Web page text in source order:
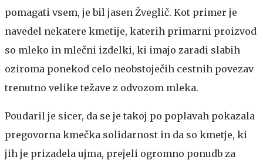
pomagati vsem, je bil jasen Žveglič. Kot primer je
navedel nekatere kmetije, katerih primarni proizvod
so mleko in mlečni izdelki, ki imajo zaradi slabih
oziroma ponekod celo neobstoječih cestnih povezav
trenutno velike težave z odvozom mleka.
Poudaril je sicer, da se je takoj po poplavah pokazala
pregovorna kmečka solidarnost in da so kmetje, ki
jih je prizadela ujma, prejeli ogromno ponudb za